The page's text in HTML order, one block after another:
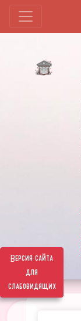
Версия сайта
для
слабовидящих